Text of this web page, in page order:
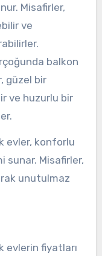
Misafirler,
ve
balkon
güzel bir
ve huzurlu bir
evler, konforlu
sunar. Misafirler,
unutulmaz
evlerin fiyatları